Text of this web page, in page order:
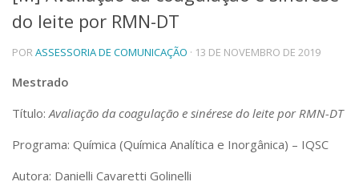
Telefones e Mapas
Pessoas
Ensino
Graduação
Educação a distância
Pesquisa e Inovação
Linhas de Pesquisa
do leite por RMN-DT
PORASSESSORIA DE COMUNICAÇÃO · 13 DE NOVEMBRO DE 2019
Mestrado
Título: Avaliação da coagulação e sinérese do leite por RMN-DT
Programa: Química (Química Analítica e Inorgânica) – IQSC
Autora: Danielli Cavaretti Golinelli